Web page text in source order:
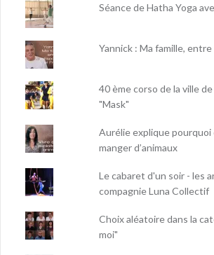
Séance de Hatha Yoga
Yannick : Ma famille,
40 ème corso de la ville
"Mask"
Aurélie explique pourquoi
manger d’animaux
Le cabaret d'un soir - les
compagnie Luna Collectif
Choix aléatoire dans la
moi"